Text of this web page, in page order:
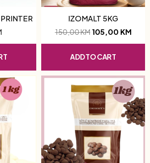
IZOMALT 5KG
150,00KM 105,00 KM
ADD TO CART